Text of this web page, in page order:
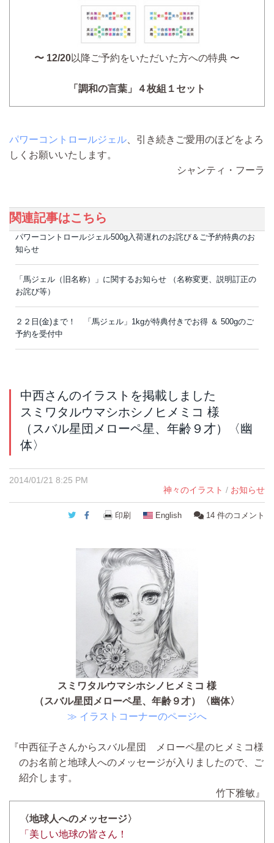
〜 12/20以降ご予約をいただいた方への特典 〜
「調和の言葉」４枚組１セット
パワーコントロールジェル 、引き続きご愛用のほどをよろ
しくお願いいたします。
シャンティ・フーラ
関連記事はこちら
パワーコントロールジェル500g入荷遅れのお詫び＆ご予約特典のお
知らせ
「馬ジェル（旧名称）」に関するお知らせ （名称変更、説明訂正の
お詫び等）
２２日(金)まで！ 「馬ジェル」1kgが特典付きでお得 ＆ 500gのご
予約を受付中
中西さんのイラストを掲載しました
スミワタルウマシホシノヒメミコ 様
（スバル星団メローペ星、年齢９才）〈幽
体〉
2014/01/21 8:25 PM
神々のイラスト / お知らせ
Twitter
Facebook
印刷 English 14 件のコメント
スミワタルウマシホシノヒメミコ 様
（スバル星団メローペ星、年齢９才）〈幽体〉
≫ イラストコーナーのページへ
『中西征子さんからスバル星団 メローペ星のヒメミコ様
のお名前と地球人へのメッセージが入りましたので、ご
紹介します。
竹下雅敏』
〈地球人へのメッセージ〉
「美しい地球の皆さん！